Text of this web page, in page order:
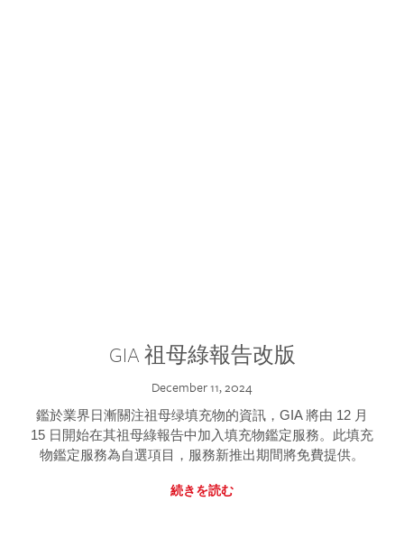
GIA 祖母綠報告改版
December 11, 2024
鑑於業界日漸關注祖母绿填充物的資訊，GIA 將由 12 月
15 日開始在其祖母綠報告中加入填充物鑑定服務。此填充
物鑑定服務為自選項目，服務新推出期間將免費提供。
続きを読む